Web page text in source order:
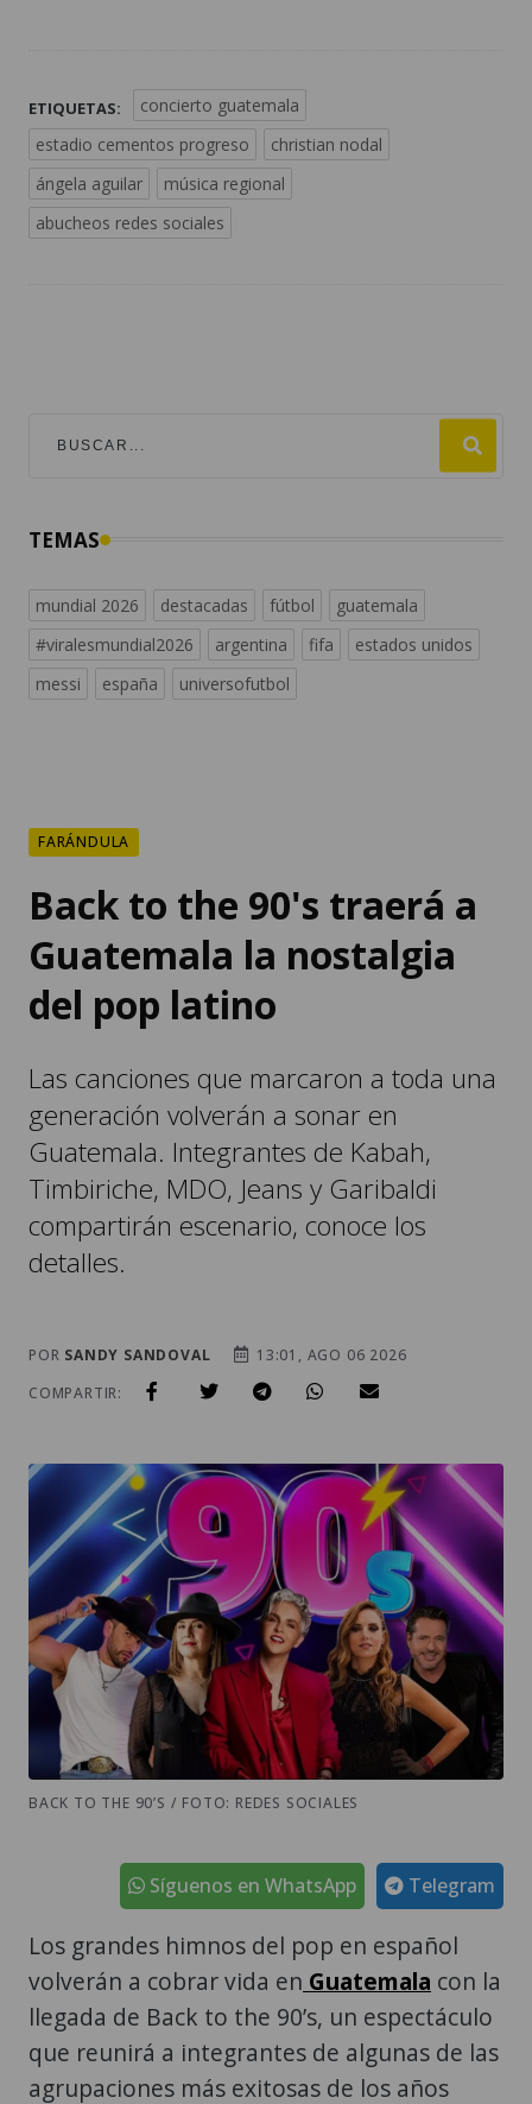
ETIQUETAS:
concierto guatemala
estadio cementos progreso
christian nodal
ángela aguilar
música regional
abucheos redes sociales
TEMAS
mundial 2026 destacadas fútbol
guatemala
#viralesmundial2026
argentina fifa
estados unidos
messi
españa universofutbol
FARÁNDULA
Back to the 90's traerá a
Guatemala la nostalgia
del pop latino
Las canciones que marcaron a toda una
generación volverán a sonar en
Guatemala. Integrantes de Kabah,
Timbiriche, MDO, Jeans y Garibaldi
compartirán escenario, conoce los
detalles.
POR SANDY SANDOVAL
13:01, AGO 06 2026
COMPARTIR:
BACK TO THE 90’S / FOTO: REDES SOCIALES
Telegram
Síguenos en WhatsApp
Los grandes himnos del pop en español
volverán a cobrar vida en Guatemala con la
llegada de Back to the 90’s, un espectáculo
que reunirá a integrantes de algunas de las
agrupaciones más exitosas de los años